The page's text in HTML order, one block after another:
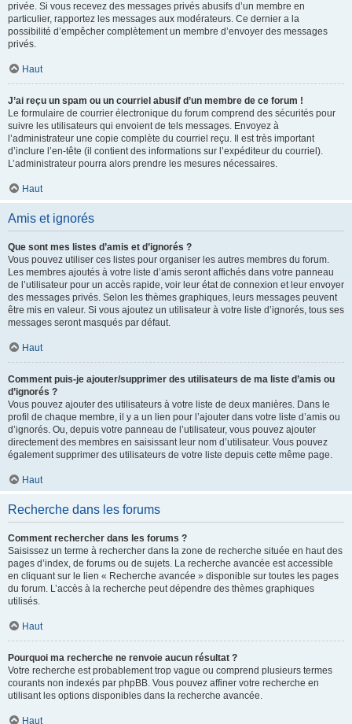
privée. Si vous recevez des messages privés abusifs d’un membre en
particulier, rapportez les messages aux modérateurs. Ce dernier a la
possibilité d’empêcher complètement un membre d’envoyer des messages
privés.
Haut
J’ai reçu un spam ou un courriel abusif d’un membre de ce forum !
Le formulaire de courrier électronique du forum comprend des sécurités pour
suivre les utilisateurs qui envoient de tels messages. Envoyez à
l’administrateur une copie complète du courriel reçu. Il est très important
d’inclure l’en-tête (il contient des informations sur l’expéditeur du courriel).
L’administrateur pourra alors prendre les mesures nécessaires.
Haut
Amis et ignorés
Que sont mes listes d’amis et d’ignorés ?
Vous pouvez utiliser ces listes pour organiser les autres membres du forum.
Les membres ajoutés à votre liste d’amis seront affichés dans votre panneau
de l’utilisateur pour un accès rapide, voir leur état de connexion et leur envoyer
des messages privés. Selon les thèmes graphiques, leurs messages peuvent
être mis en valeur. Si vous ajoutez un utilisateur à votre liste d’ignorés, tous ses
messages seront masqués par défaut.
Haut
Comment puis-je ajouter/supprimer des utilisateurs de ma liste d’amis ou
d’ignorés ?
Vous pouvez ajouter des utilisateurs à votre liste de deux manières. Dans le
profil de chaque membre, il y a un lien pour l’ajouter dans votre liste d’amis ou
d’ignorés. Ou, depuis votre panneau de l’utilisateur, vous pouvez ajouter
directement des membres en saisissant leur nom d’utilisateur. Vous pouvez
également supprimer des utilisateurs de votre liste depuis cette même page.
Haut
Recherche dans les forums
Comment rechercher dans les forums ?
Saisissez un terme à rechercher dans la zone de recherche située en haut des
pages d’index, de forums ou de sujets. La recherche avancée est accessible
en cliquant sur le lien « Recherche avancée » disponible sur toutes les pages
du forum. L’accès à la recherche peut dépendre des thèmes graphiques
utilisés.
Haut
Pourquoi ma recherche ne renvoie aucun résultat ?
Votre recherche est probablement trop vague ou comprend plusieurs termes
courants non indexés par phpBB. Vous pouvez affiner votre recherche en
utilisant les options disponibles dans la recherche avancée.
Haut